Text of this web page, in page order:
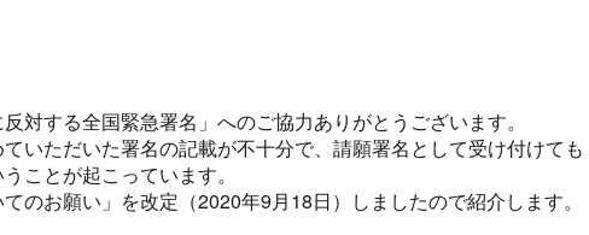
反対する全国緊急署名」へのご協力ありがとうございます。
いただいた署名の記載が不十分で、請願署名として受け付けても
ことが起こっています。
てのお願い」を改定（2020年9月18日）しましたので紹介します。